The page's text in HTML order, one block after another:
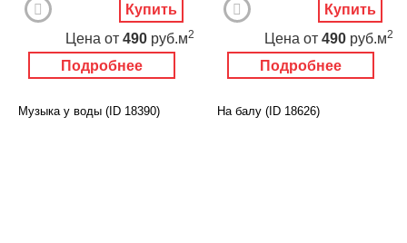
Подробнее
Цена от 490 руб.м2
Купить
Подробнее
Цена от 490 руб.м2
Купить
Музыка у воды (ID 18390) На балу (ID 18626)